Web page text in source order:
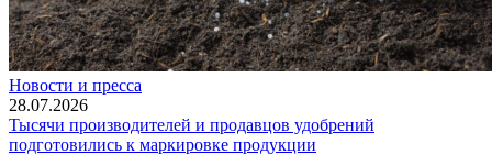
Новости и пресса
28.07.2026
Тысячи производителей и продавцов удобрений
подготовились к маркировке продукции